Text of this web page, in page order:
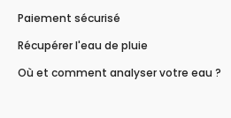
Paiement sécurisé
Récupérer l'eau de pluie
Où et comment analyser votre eau ?